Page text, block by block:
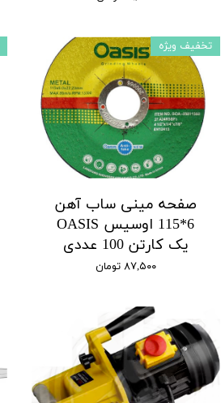
صفحه مینی ساب آهن
6*115 اوسیس OASIS
یک کارتن 100 عددی
۸۷,۵۰۰ تومان
تخفیف ویژه